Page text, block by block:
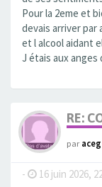
Pour la 2eme et
devais arriver par
et l alcool aidant
J étais aux
RE:
paraceg
- 16 juin 2026,